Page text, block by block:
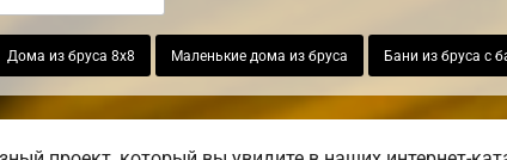
Дома из бруса 8х8 Маленькие дома из бруса Бани из бруса с